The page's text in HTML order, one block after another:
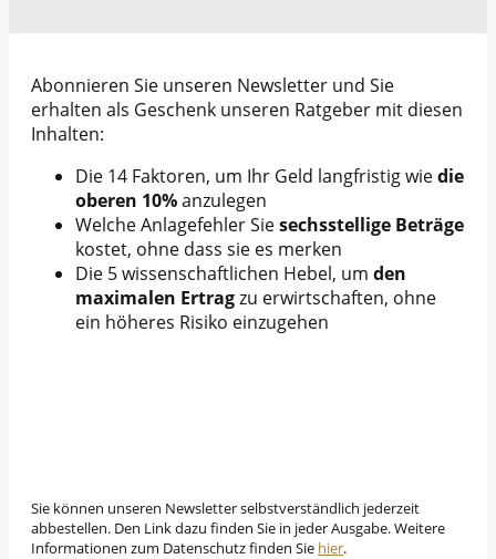
Abonnieren Sie unseren Newsletter und Sie
erhalten als Geschenk unseren Ratgeber mit diesen
Inhalten:
Die 14 Faktoren, um Ihr Geld langfristig wiedie
oberen 10%anzulegen
Welche Anlagefehler Siesechsstellige Beträge
kostet, ohne dass sie es merken
Die 5 wissenschaftlichen Hebel, um den
maximalen Ertragzu erwirtschaften, ohne
ein höheres Risiko einzugehen
Sie können unseren Newsletter selbstverständlich jederzeit
abbestellen. Den Link dazu finden Sie in jeder Ausgabe. Weitere
Informationen zum Datenschutz finden Sie hier.